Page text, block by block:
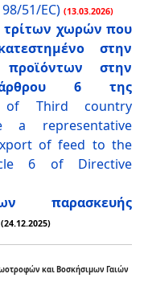
51/EC) (13.03.2026)
τρίτων χωρών που
στην
προϊόντων στην
6 της
Third country
a representative
of feed to the
6 of Directive
παρασκευής
(24.12.2025)
και Βοσκήσιμων Γαιών